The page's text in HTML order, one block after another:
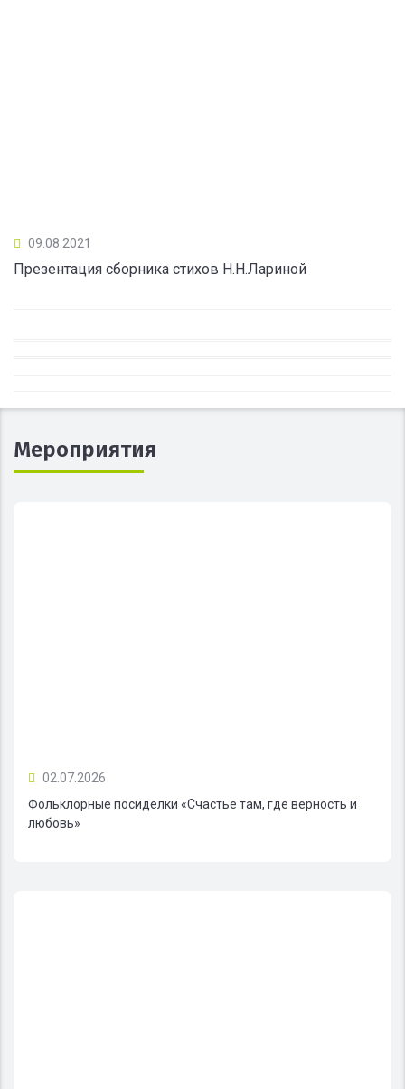
09.08.2021
Презентация сборника стихов Н.Н.Лариной
Мероприятия
02.07.2026
Фольклорные посиделки «Счастье там, где верность и
любовь»